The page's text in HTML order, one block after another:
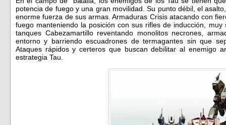
potencia de fuego y una gran movilidad. Su punto débil, el
enorme fuerza de sus armas. Armaduras Crisis atacando con
fuego manteniendo la posición con sus rifles de inducción,
tanques Cabezamartillo reventando monolitos necrones,
entorno y barriendo escuadrones de termagantes sin que
Ataques rápidos y certeros que buscan debilitar al enemigo
estrategia Tau.